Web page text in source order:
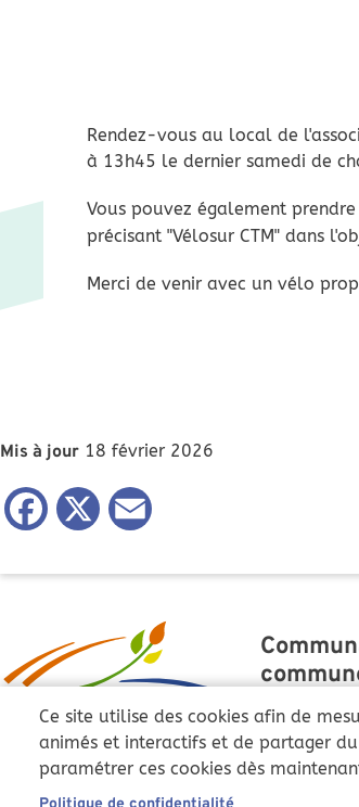
Rendez-vous au local de
à 13h45 le dernier samedi de
Vous pouvez également
précisant "Vélosur CTM" dans
Merci de venir avec un vélo
Mis à jour 18 février 2026
Facebook
X
Mauldre
43 Grande
78810
Ce site utilise des cookies afin de
animés et interactifs et de partager
paramétrer ces cookies dès